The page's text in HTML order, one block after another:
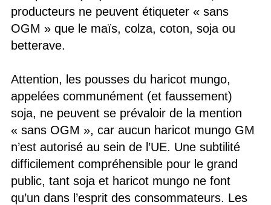
producteurs ne peuvent étiqueter « sans
OGM » que le maïs, colza, coton, soja ou
betterave.
Attention, les pousses du haricot mungo,
appelées communément (et faussement)
soja, ne peuvent se prévaloir de la mention
« sans OGM », car aucun haricot mungo GM
n’est autorisé au sein de l’UE. Une subtilité
difficilement compréhensible pour le grand
public, tant soja et haricot mungo ne font
qu’un dans l’esprit des consommateurs. Les